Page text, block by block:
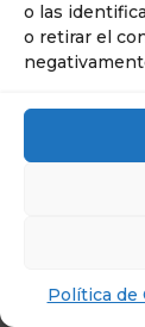
o las
o retirar el
Política de
©